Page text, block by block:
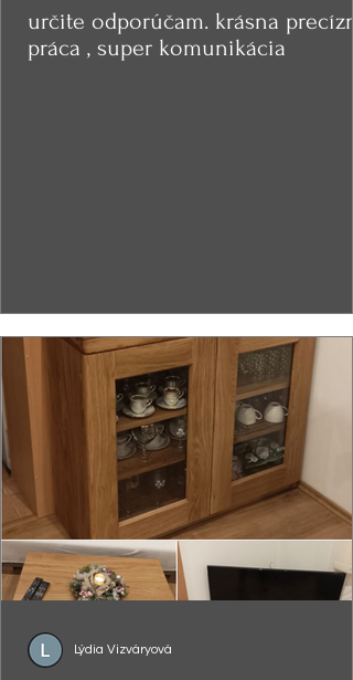
určite odporúčam. krásna
práca , super komunikácia
Lýdia Vizváryová